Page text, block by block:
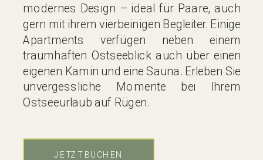
modernes Design – ideal für Paare, auch
gern mit ihrem vierbeinigen Begleiter. Einige
Apartments verfügen neben einem
traumhaften Ostseeblick auch über einen
eigenen Kamin und eine Sauna. Erleben Sie
unvergessliche Momente bei Ihrem
Ostseeurlaub auf Rügen.
JETZT BUCHEN